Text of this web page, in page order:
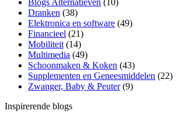
Blogs Alternatieven (10)
Dranken (38)
Elektronica en software (49)
Financieel (21)
Mobiliteit (14)
Multimedia (49)
Schoonmaken & Koken (43)
Supplementen en Geneesmiddelen (22)
Zwanger, Baby & Peuter(9)
Inspirerende blogs